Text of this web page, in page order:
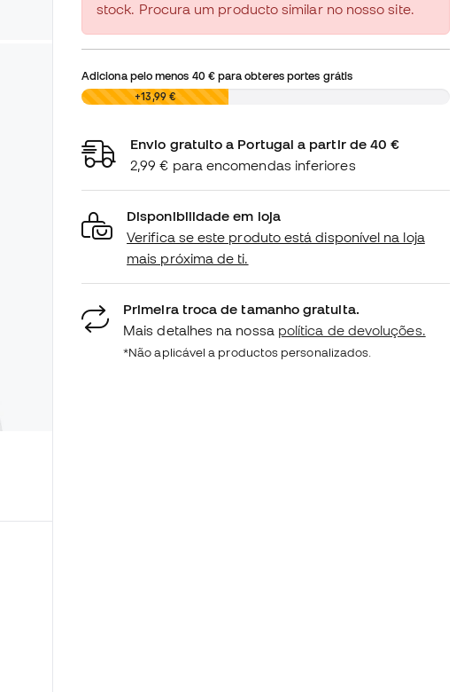
stock. Procura um producto similar no nosso site.
Adiciona pelo menos 40 €para obteres portes grátis
0,00 € +13,99 €
Envio gratuito a Portugal a partir de 40 €
2,99 € para encomendas inferiores
Disponibilidade em loja
Verifica se este produto está disponível na loja
mais próxima de ti.
Primeira troca de tamanho gratuita.
Mais detalhes na nossa política de devoluções.
*Não aplicável a productos personalizados.